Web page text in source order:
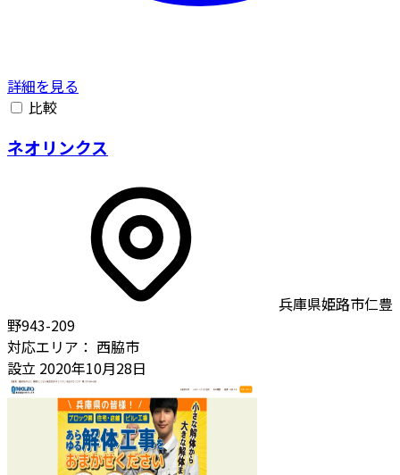
詳細を見る
比較
ネオリンクス
兵庫県姫路市仁豊
野943-209
対応エリア： 西脇市
設立 2020年10月28日